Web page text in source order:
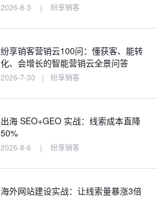
2026-8-3 | 纷享销客
纷享销客营销云100问：懂获客、能转
化、会增长的智能营销云全景问答
2026-7-30 | 纷享销客
出海 SEO+GEO 实战：线索成本直降
50%
2026-8-6 | 纷享销客
海外网站建设实战：让线索量暴涨3倍